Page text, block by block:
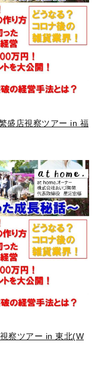
盛店視察ツアー in 福
察ツアー in 東北(W